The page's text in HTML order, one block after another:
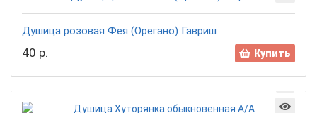
Душица розовая Фея (Орегано) Гавриш
40 р. Купить